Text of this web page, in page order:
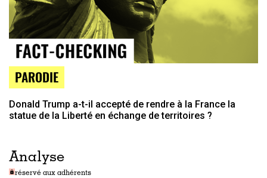
PARODIE
Donald Trump a-t-il accepté de rendre à la France la
statue de la Liberté en échange de territoires ?
Analyse
réservé aux adhérents